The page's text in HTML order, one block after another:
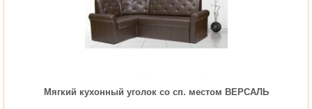
Мягкий кухонный уголок со сп. местом ВЕРСАЛЬ